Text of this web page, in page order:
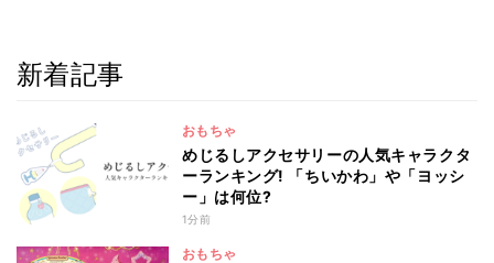
新着記事
おもちゃ
めじるしアクセサリーの人気キャラクタ
ーランキング! 「ちいかわ」や「ヨッシ
ー」は何位?
1分前
おもちゃ